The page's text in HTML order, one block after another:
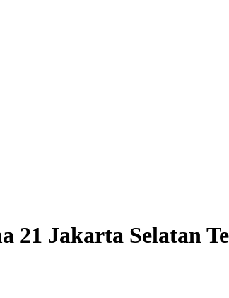
Jakarta Selatan